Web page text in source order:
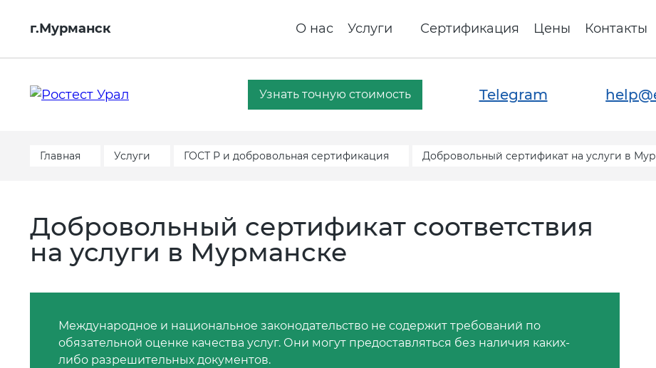
г.Мурманск О нас Услуги Сертификация Цены Контакты
Узнать точную стоимость Telegram
Главная Услуги ГОСТ Р и добровольная сертификация Добровольный сертификат на услуги в
Добровольный сертификат соответствия
на услуги в Мурманске
Международное и национальное законодательство не содержит требований по
обязательной оценке качества услуг. Они могут предоставляться без наличия каких-
либо разрешительных документов.